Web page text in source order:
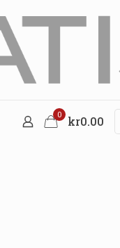
0 kr0.00